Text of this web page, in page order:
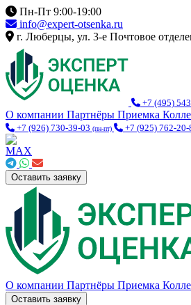
Пн-Пт 9:00-19:00
info@expert-otsenka.ru
г. Люберцы, ул. 3-е Почтовое
+7 (495)
О компании Партнёры Приемка
+7 (926) 730-39-03 (пн-пт) +7 (925) 762-20-
Оставить заявку
О компании Партнёры Приемка
Оставить заявку